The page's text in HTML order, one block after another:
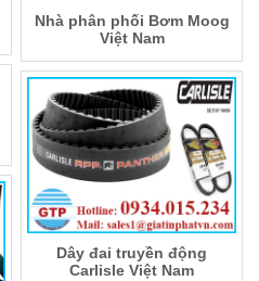
Nhà phân phối Bơm Moog
Việt Nam
Dây đai truyền động
Carlisle Việt Nam